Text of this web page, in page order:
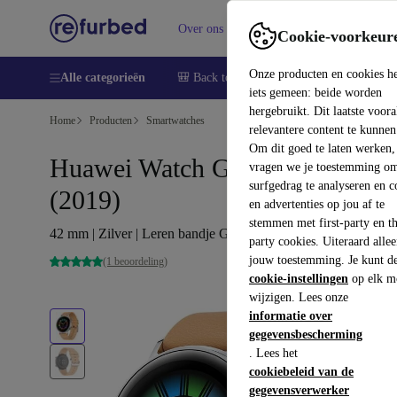
Cookie-
Onze producten en cookies
iets gemeen: beide worden
hergebruikt. Dit laatste
relevantere content te
Om dit goed te laten werken,
vragen we je toestemming
surfgedrag te analyseren en
en advertenties op jou af te
stemmen met first-party en
party cookies. Uiteraard
jouw toestemming. Je kunt
cookie-instellingen op elk
wijzigen. Lees onze
informatie over
gegevensbescherming
. Lees het
cookiebeleid van de
gegevensverwerker
Over ons Verkopen Support
Alle categorieën 🎒 Back to school Smartphones
Home Producten Smartwatches
Huawei Watch GT 2 Classic
(2019)
42 mm | Zilver | Leren bandje Gravel Beige
(1 beoordeling)